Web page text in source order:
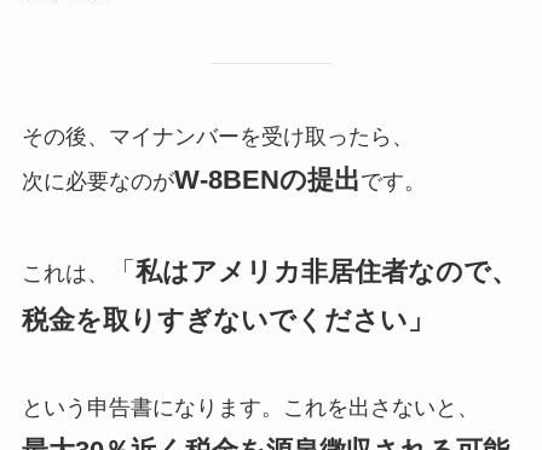
その後、マイナンバーを受け取ったら、
次に必要なのがW-8BENの提出です。
これは、 「 私はアメリカ非居住者なので、
税金を取りすぎないでください」
という申告書になります。これを出さないと、